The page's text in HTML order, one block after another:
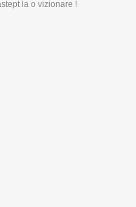
la o vizionare !